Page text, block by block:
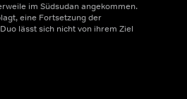
im Südsudan angekommen.
eine Fortsetzung der
lässt sich nicht von ihrem Ziel